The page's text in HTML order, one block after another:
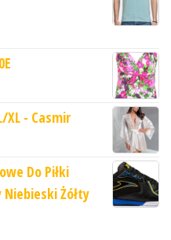
XL - Casmir
Do Piłki
Żółty